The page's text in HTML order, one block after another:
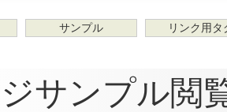
サンプル リンク用タ
サンプル閲